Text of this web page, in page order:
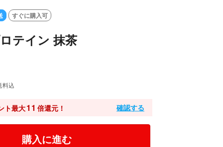
すぐに購入可
テイン 抹茶
料込
ト最大11 倍還元！ 確認する
購入に進む